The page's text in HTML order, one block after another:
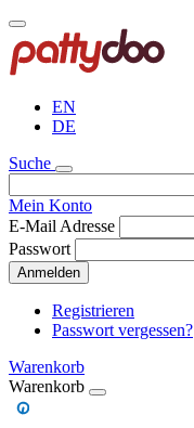
Direkt
zum
Inhalt
EN
DE
Suche
Mein Konto
E-Mail Adresse
Passwort
Anmelden
Registrieren
Passwort vergessen?
Warenkorb
Warenkorb